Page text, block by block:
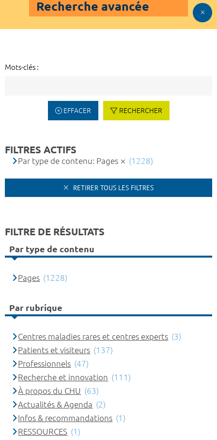
Recherche avancée
Mots-clés :
EFFACER RECHERCHER
FILTRES ACTIFS
Par type de contenu: Pages (1228)
RETIRER TOUS LES FILTRES
FILTRE DE RÉSULTATS
Par type de contenu
Pages (1228)
Par rubrique
Centres maladies rares et centres experts (3)
Patients et visiteurs (137)
Professionnels (47)
Recherche et innovation (111)
À propos du CHU (63)
Actualités & Agenda (2)
Infos & recommandations (1)
RESSOURCES (1)